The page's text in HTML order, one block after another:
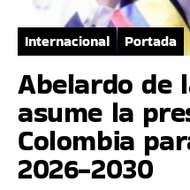
Internacional Portada
Abelardo de
asume la
Colombia
2026-2030